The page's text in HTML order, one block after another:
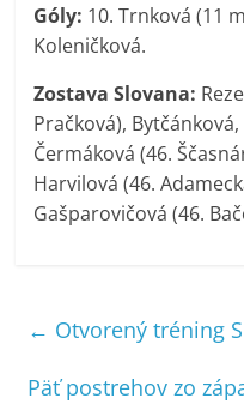
Góly: 10. Trnková (11
Koleničková.
Zostava Slovana:
Pračková),
Čermáková (46.
Harvilová (46.
Gašparovičová (46.
← Otvorený tréning
Päť postrehov zo